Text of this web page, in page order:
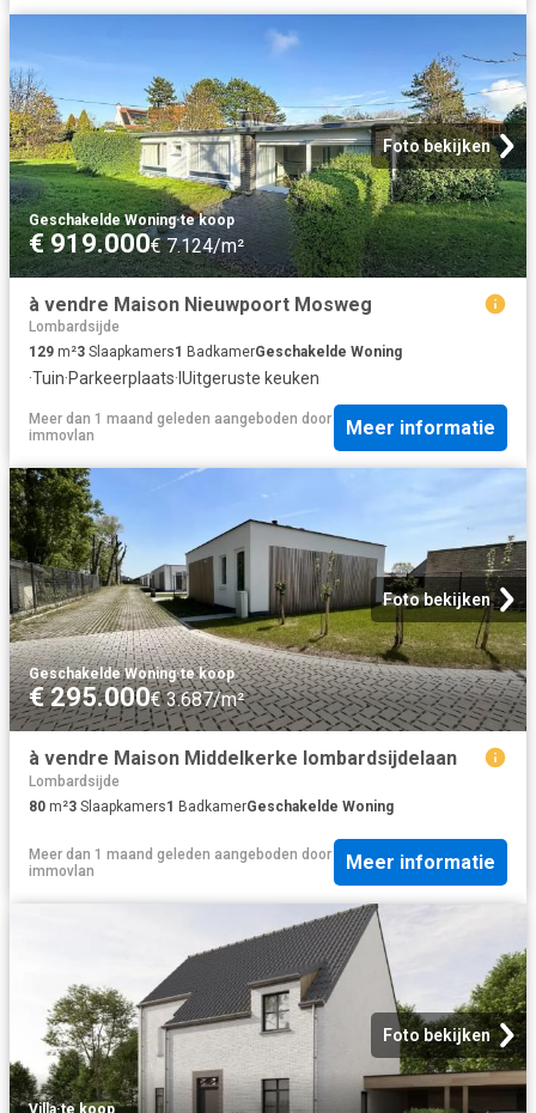
Foto bekijken
Geschakelde Woning·te koop
€ 919.000€ 7.124/m²
à vendre Maison Nieuwpoort Mosweg
Lombardsijde
129 m²3 Slaapkamers1 BadkamerGeschakelde Woning
·Tuin·Parkeerplaats· IUitgeruste keuken
Meer dan 1 maand geleden aangeboden door
immovlan
Meer informatie
Foto bekijken
Geschakelde Woning·te koop
€ 295.000€ 3.687/m²
à vendre Maison Middelkerke lombardsijdelaan
Lombardsijde
80 m²3 Slaapkamers1 BadkamerGeschakelde Woning
Meer dan 1 maand geleden aangeboden door
immovlan
Meer informatie
Foto bekijken
Villa·te koop